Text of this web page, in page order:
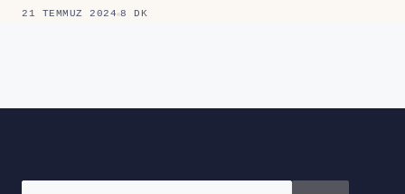
21 TEMMUZ 2024 8 DK